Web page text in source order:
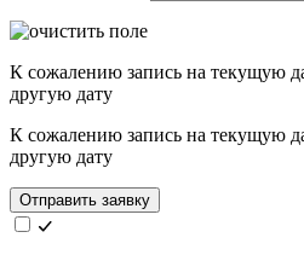
К сожалению запись на текущую
другую дату
К сожалению запись на текущую
другую дату
Отправить заявку